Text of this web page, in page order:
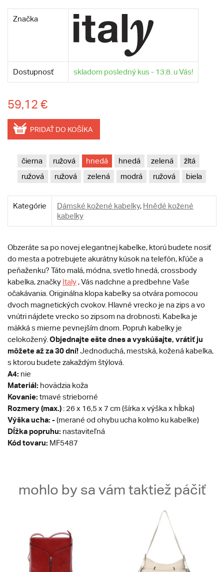
Značka
Dostupnosť skladom posledný kus - 13.8. u Vás!
59,12 €
PRIDAŤ DO KOŠÍKA
čierna ružová hnedá hnedá zelená
žltá
ružová
ružová zelená modrá ružová biela
Kategórie Dámské kožené kabelky, Hnědé kožené
kabelky
Obzeráte sa po novej elegantnej kabelke, ktorú budete nosiť
do mesta a potrebujete akurátny kúsok na telefón, kľúče a
peňaženku? Táto malá, módna, svetlo hnedá, crossbody
kabelka, značky Italy , Vás nadchne a predbehne Vaše
očakávania. Originálna klopa kabelky sa otvára pomocou
dvoch magnetických cvokov. Hlavné vrecko je na zips a vo
vnútri nájdete vrecko so zipsom na drobnosti. Kabelka je
mäkká s mierne pevnejším dnom. Popruh kabelky je
celokožený. Objednajte ešte dnes a vyskúšajte, vrátiť ju
môžete až za 30 dní!Jednoduchá, mestská, kožená kabelka,
s ktorou budete zakaždým štýlová.
A4: nie
Materiál: hovädzia koža
Kovanie: tmavé strieborné
Rozmery (max.) : 26 x 16,5 x 7 cm (šírka x výška x hĺbka)
Výška ucha: -(merané od ohybu ucha kolmo ku kabelke)
Dĺžka popruhu: nastaviteľná
Kód tovaru: MF5487
mohlo by sa vám taktiež páčiť